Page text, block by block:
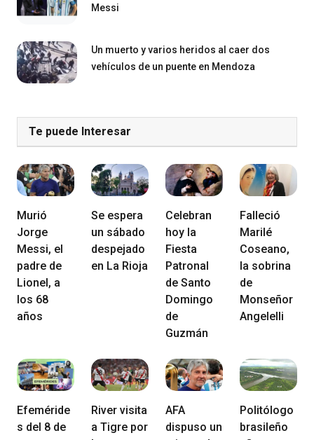
Messi
Un muerto y varios heridos al caer dos
vehículos de un puente en Mendoza
Te puede Interesar
Murió
Jorge
Messi, el
padre de
Lionel, a
los 68
años
Se espera
un sábado
despejado
en La Rioja
Celebran
hoy la
Fiesta
Patronal
de Santo
Domingo
de
Guzmán
Falleció
Marilé
Coseano,
la sobrina
de
Monseñor
Angelelli
Efeméride
s del 8 de
River visita
a Tigre por
AFA
dispuso un
Politólogo
brasileño